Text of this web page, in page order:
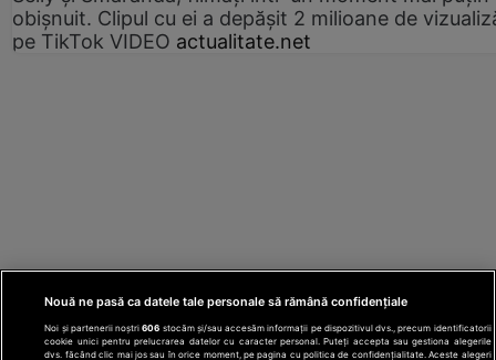
obișnuit. Clipul cu ei a depășit 2 milioane de
pe TikTok VIDEO actualitate.net
Nouă ne pasă ca datele tale personale să rămână confidențiale
Noi și partenerii noștri606 stocăm și/sau accesăm informații pe dispozitivul dvs., precum identificatorii
cookie unici pentru prelucrarea datelor cu caracter personal. Puteți accepta sau gestiona alegerile
dvs. făcând clic mai jos sau în orice moment, pe pagina cu politica de confidențialitate. Aceste alegeri